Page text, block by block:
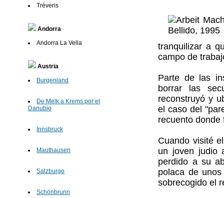
Tréveris
Andorra
Andorra La Vella
Austria
Burgenland
De Melk a Krems por el
Danubio
Innsbruck
Mauthausen
Salzburgo
Schönbrunn
tranquilizar a
campo de
Parte de las
borrar las
reconstruyó y
el caso del
recuento donde
Cuando visité
un joven judio
perdido a su
polaca de
sobrecogido el